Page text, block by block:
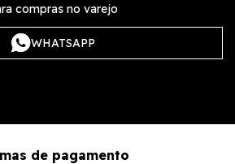
compras no varejo
WHATSAPP
de pagamento